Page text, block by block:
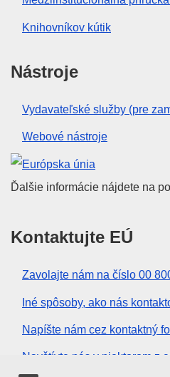
Knihovníkov kútik
Nástroje
Vydavateľské služby (pre
Webové nástroje
Európska únia
Ďalšie informácie nájdete na
Kontaktujte EÚ
Zavolajte nám na číslo 00
Iné spôsoby, ako nás
Napíšte nám cez kontaktný
Navštívte nás v niektorom z